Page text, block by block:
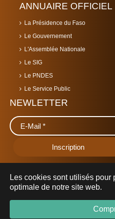
Les cookies sont utilisés pour
optimale de notre site web.
ANNUAIRE OFFICIEL
La Présidence du Faso
Le Gouvernement
L'Assemblée Nationale
Le SIG
Le PNDES
Le Service Public
NEWLETTER
Tous droits réservés.